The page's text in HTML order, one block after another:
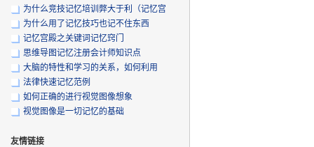
为什么竞技记忆培训弊大于利（记忆宫
殿）
为什么用了记忆技巧也记不住东西
记忆宫殿之关键词记忆窍门
思维导图记忆注册会计师知识点
大脑的特性和学习的关系，如何利用
法律快速记忆范例
如何正确的进行视觉图像想象
视觉图像是一切记忆的基础
友情链接